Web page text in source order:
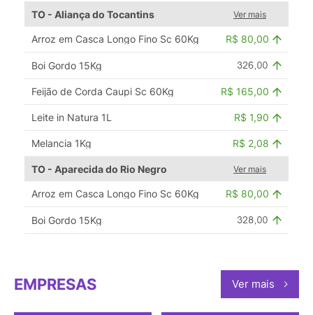
TO - Aliança do Tocantins Ver mais
Arroz em Casca Longo Fino Sc 60Kg R$ 80,00
Boi Gordo 15Kg
Feijão de Corda Caupi Sc 60Kg R$ 165,00
Leite in Natura 1L R$ 1,90
Melancia 1Kg R$ 2,08
TO - Aparecida do Rio Negro Ver mais
Arroz em Casca Longo Fino Sc 60Kg R$ 80,00
Boi Gordo 15Kg
EMPRESAS Ver mais